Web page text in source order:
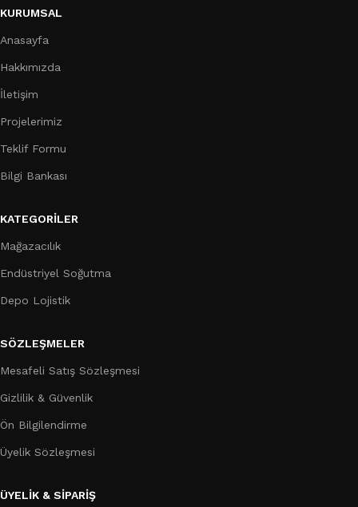
KURUMSAL
Anasayfa
Hakkımızda
İletişim
Projelerimiz
Teklif Formu
Bilgi Bankası
KATEGORILER
Mağazacılık
Endüstriyel Soğutma
Depo Lojistik
SÖZLEŞMELER
Mesafeli Satış Sözleşmesi
Gizlilik & Güvenlik
Ön Bilgilendirme
Üyelik Sözleşmesi
ÜYELİK & SİPARİŞ